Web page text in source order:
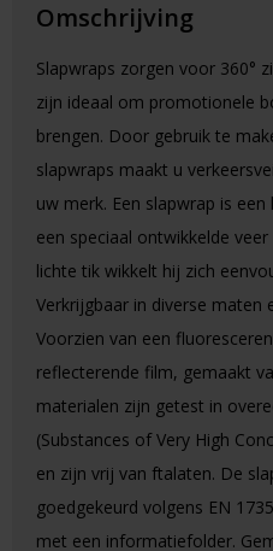
Omschrijving
Slapwraps zorgen voor 360°
zijn ideaal om promotionele
brengen. Door gebruik te
slapwraps maakt u
uw merk. Een slapwrap is
een speciaal ontwikkelde
lichte tik wikkelt hij zich
Verkrijgbaar in diverse maten
Voorzien van een
reflecterende film, gemaakt
materialen zijn getest in
(Substances of Very High
en zijn vrij van ftalaten. De
goedgekeurd volgens EN
met een informatiefolder.